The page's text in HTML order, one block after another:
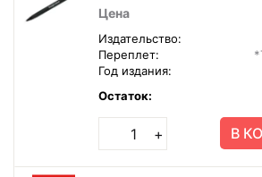
Цена
Издательство:
Переплет:
Год издания:
Остаток:
+ В